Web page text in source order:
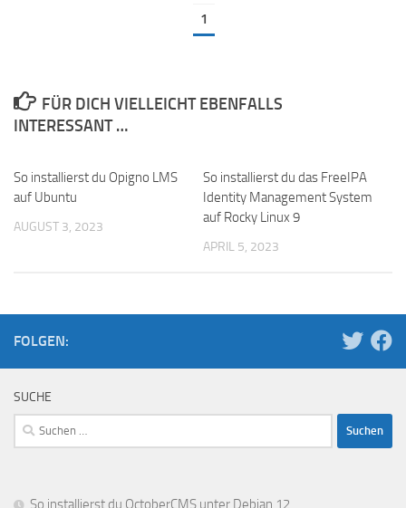
1
FÜR DICH VIELLEICHT EBENFALLS
INTERESSANT …
So installierst du Opigno LMS
auf Ubuntu
AUGUST 3, 2023
So installierst du das FreeIPA
Identity Management System
auf Rocky Linux 9
APRIL 5, 2023
FOLGEN:
SUCHE
Suchen
nach:
So installierst du OctoberCMS unter Debian 12